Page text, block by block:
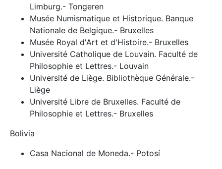
Limburg.- Tongeren
Musée Numismatique et Historique. Banque
Nationale de Belgique.- Bruxelles
Musée Royal d'Art et d'Histoire.- Bruxelles
Université Catholique de Louvain. Faculté de
Philosophie et Lettres.- Louvain
Université de Liège. Bibliothèque Générale.-
Liège
Université Libre de Bruxelles. Faculté de
Philosophie et Lettres.- Bruxelles
Bolivia
Casa Nacional de Moneda.- Potosí